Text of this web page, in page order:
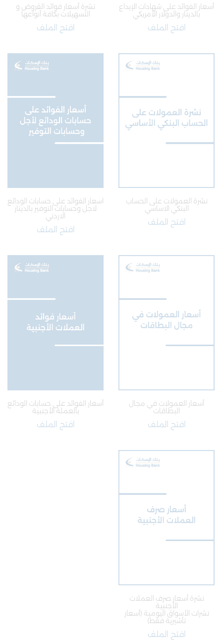
أسعار الفوائد على شهادات الإيداع
بالدينار والدولار الأمريكي
افتح الملف
نشرة أسعار فوائد القروض و
التسهيلات بكافة أنواعها
افتح الملف
نشرة العمولات على الحساب
البنكي الاساسي
افتح الملف
اسعار الفوائد على حسابات الودائع
لاجل وحسابات التوفير بالدينار
الاردني
افتح الملف
أسعار العمولات في مجال
البطاقات
افتح الملف
أسعار الفوائد على حسابات الودائع
بالعملة الأجنبية
افتح الملف
نشرة أسعار صرف العملات
الأجنبية
نشرات الأسواق اليومية (أسعار
تأشيرية فقط)
افتح الملف